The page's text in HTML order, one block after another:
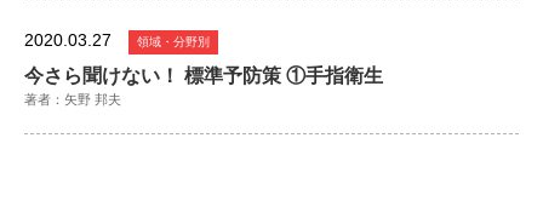
2020.03.27 領域・分野別
今さら聞けない！ 標準予防策 ①手指衛生
著者：矢野 邦夫